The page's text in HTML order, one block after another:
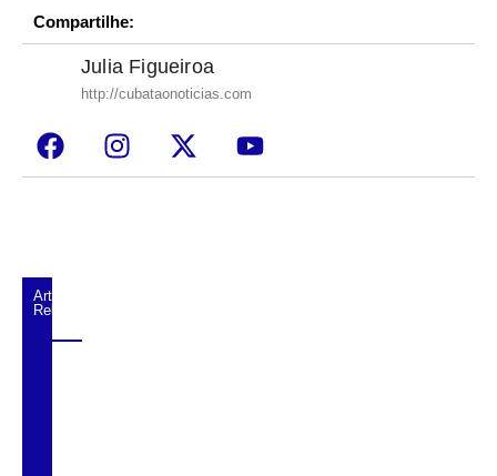
Compartilhe:
Julia Figueiroa
http://cubataonoticias.com
Artigos
Relacionados